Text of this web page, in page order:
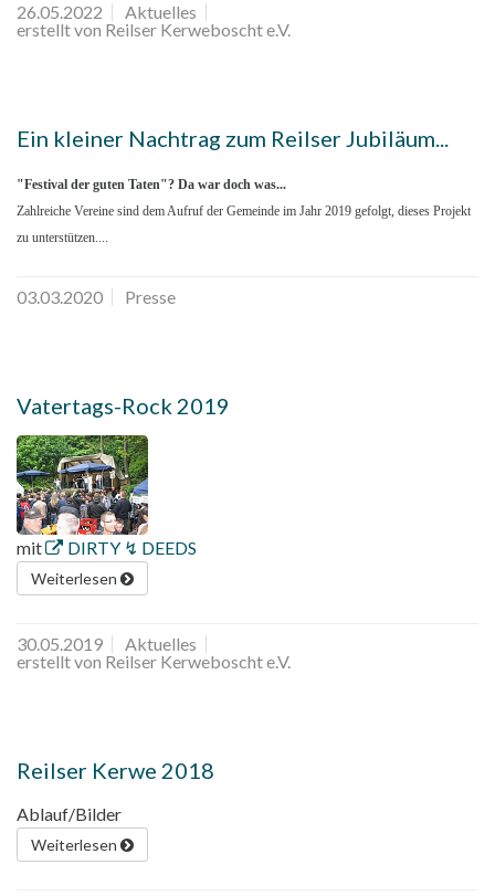
26.05.2022
Aktuelles
erstellt von Reilser Kerweboscht e.V.
Ein kleiner Nachtrag zum Reilser Jubiläum...
"Festival der guten Taten"? Da war doch was...
Zahlreiche Vereine sind dem Aufruf der Gemeinde im Jahr 2019 gefolgt, dieses Projekt
zu unterstützen....
03.03.2020 Presse
Vatertags-Rock 2019
mit DIRTY ↯ DEEDS
Weiterlesen
30.05.2019
Aktuelles
erstellt von Reilser Kerweboscht e.V.
Reilser Kerwe 2018
Ablauf/Bilder
Weiterlesen